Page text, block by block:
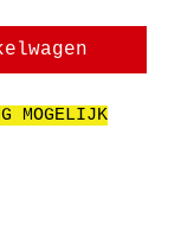
MOGELIJK